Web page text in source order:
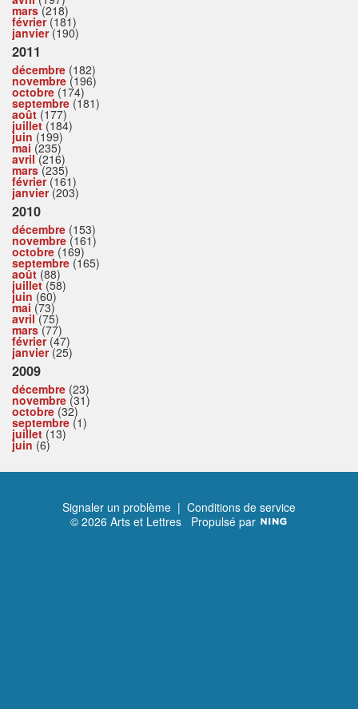
mars(218)
février(181)
janvier(190)
2011
décembre (182)
novembre (196)
octobre (174)
septembre (181)
août (177)
juillet(184)
juin (199)
mai (235)
avril(216)
mars(235)
février(161)
janvier(203)
2010
décembre (153)
novembre (161)
octobre (169)
septembre (165)
août (88)
juillet(58)
juin (60)
mai (73)
avril(75)
mars(77)
février(47)
janvier(25)
2009
décembre (23)
novembre (31)
octobre (32)
septembre (1)
juillet (13)
juin (6)
Signaler un problème | Conditions de service
© 2026 Arts et Lettres Propulsé par